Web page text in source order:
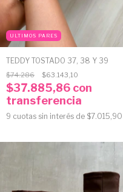
ULTIMOS PARES
TEDDY TOSTADO 37, 38 Y 39
$74.286 $63.143,10
$37.885,86 con
transferencia
9 cuotas sin interés de $7.015,90